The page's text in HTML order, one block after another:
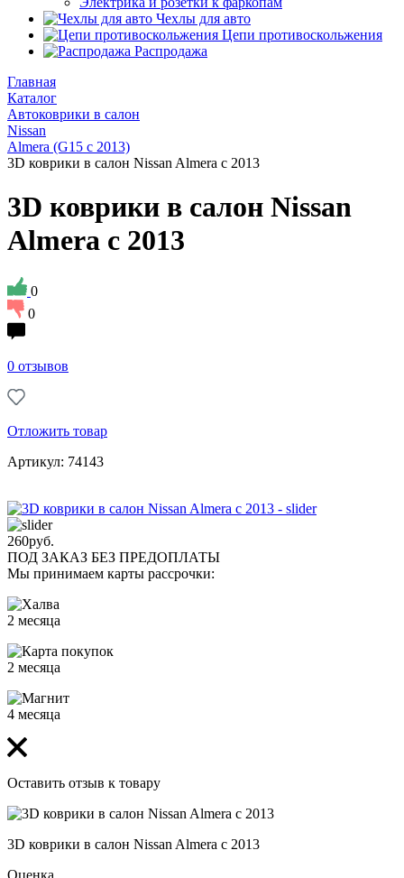
Чехлы для авто
Цепи противоскольжения
Распродажа
Главная
Каталог
Автоковрики в салон
Nissan
Almera (G15 с 2013)
3D коврики в салон Nissan Almera с 2013
3D коврики в салон Nissan
Almera с 2013
0
0
0 отзывов
Отложить товар
Артикул: 74143
260руб.
ПОД ЗАКАЗ БЕЗ ПРЕДОПЛАТЫ
Мы принимаем карты рассрочки:
2 месяца
2 месяца
4 месяца
Оставить отзыв к товару
3D коврики в салон Nissan Almera с 2013
Оценка